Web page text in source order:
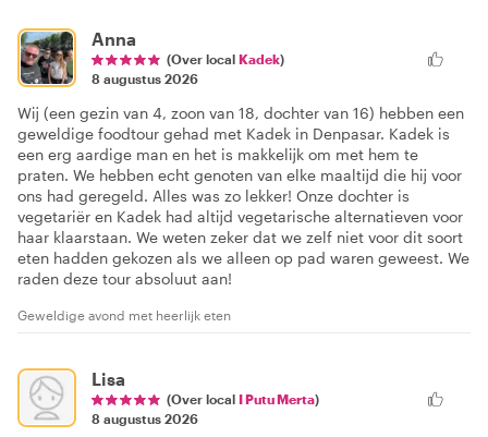
Anna
(Over local Kadek)
8 augustus 2026
Wij (een gezin van 4, zoon van 18, dochter van 16) hebben een
geweldige foodtour gehad met Kadek in Denpasar. Kadek is
een erg aardige man en het is makkelijk om met hem te
praten. We hebben echt genoten van elke maaltijd die hij voor
ons had geregeld. Alles was zo lekker! Onze dochter is
vegetariër en Kadek had altijd vegetarische alternatieven voor
haar klaarstaan. We weten zeker dat we zelf niet voor dit soort
eten hadden gekozen als we alleen op pad waren geweest. We
raden deze tour absoluut aan!
Geweldige avond met heerlijk eten
Lisa
(Over local I Putu Merta)
8 augustus 2026